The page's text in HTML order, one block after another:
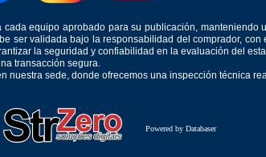
equipo aprobado para su publicación, manteniendo
ser validada bajo la responsabilidad del comprador,
la seguridad y confiabilidad en la evaluación del
transacción segura.
nuestra sede, donde ofrecemos una inspección técnica
Powered by Databaser